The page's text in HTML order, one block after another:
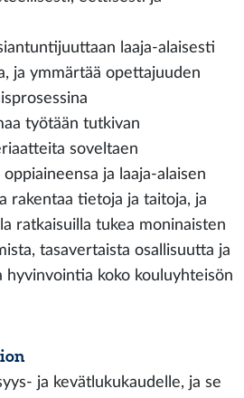
laaja-alaisesti
ja ymmärtää opettajuuden
työtään tutkivan
soveltaen
ja laaja-alaisen
rakentaa tietoja ja taitoja, ja
ratkaisuilla tukea moninaisten
tasavertaista osallisuutta ja
hyvinvointia koko kouluyhteisön
ja kevätlukukaudelle, ja se